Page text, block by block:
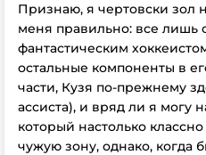
Признаю, я чертовски зол
меня правильно: все лишь
фантастическим
остальные компоненты в
части, Кузя по-прежнему
ассиста), и вряд ли я могу
который настолько
чужую зону, однако, когда